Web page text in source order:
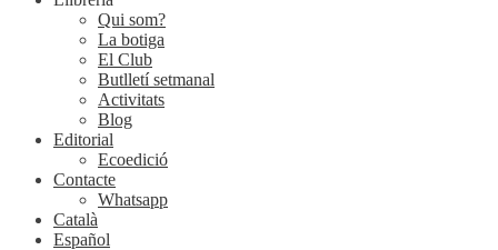
Qui som?
La botiga
El Club
Butlletí setmanal
Activitats
Blog
Editorial
Ecoedició
Contacte
Whatsapp
Català
Español